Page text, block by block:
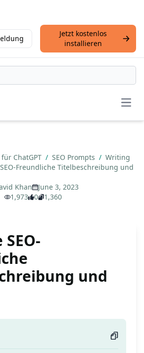
Jetzt kostenlos
installieren
ChatGPT / SEO Prompts / Writing
Freundliche Titelbeschreibung und
Khan
June 3, 2023
1,973
0 1,360
und